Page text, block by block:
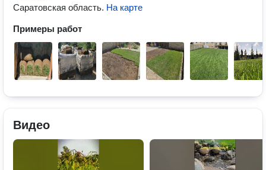
Саратовская область. На карте
Примеры работ
Видео